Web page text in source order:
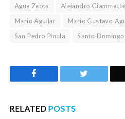
Agua Zarca Alejandro
Mario Aguilar
Mario Gustavo
San Pedro Pinula
Santo Domingo
RELATED POSTS